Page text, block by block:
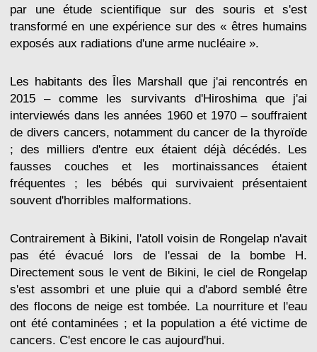
par une étude scientifique sur des souris et s'est
transformé en une expérience sur des « êtres humains
exposés aux radiations d'une arme nucléaire ».
Les habitants des Îles Marshall que j'ai rencontrés en
2015 – comme les survivants d'Hiroshima que j'ai
interviewés dans les années 1960 et 1970 – souffraient
de divers cancers, notamment du cancer de la thyroïde
; des milliers d'entre eux étaient déjà décédés. Les
fausses couches et les mortinaissances étaient
fréquentes ; les bébés qui survivaient présentaient
souvent d'horribles malformations.
Contrairement à Bikini, l'atoll voisin de Rongelap n'avait
pas été évacué lors de l'essai de la bombe H.
Directement sous le vent de Bikini, le ciel de Rongelap
s'est assombri et une pluie qui a d'abord semblé être
des flocons de neige est tombée. La nourriture et l'eau
ont été contaminées ; et la population a été victime de
cancers. C'est encore le cas aujourd'hui.